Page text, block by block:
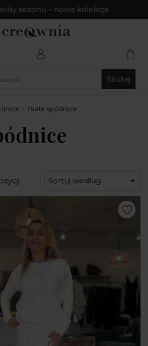
sezonu – nowa kolekcja
Szukaj
Białe spódnice
Sortuj według